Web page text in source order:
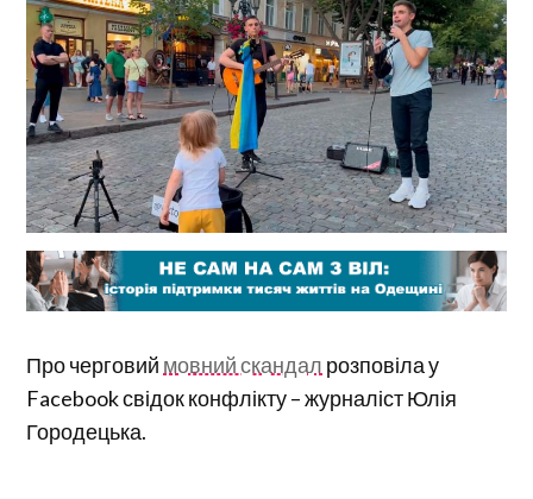
Про черговий мовний скандал розповіла у
Facebook свідок конфлікту – журналіст Юлія
Городецька.